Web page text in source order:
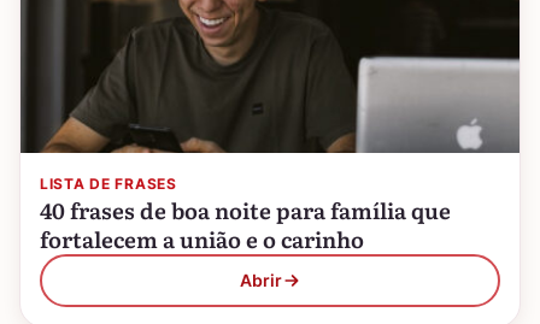
LISTA DE FRASES
40 frases de boa noite para família que
fortalecem a união e o carinho
Abrir